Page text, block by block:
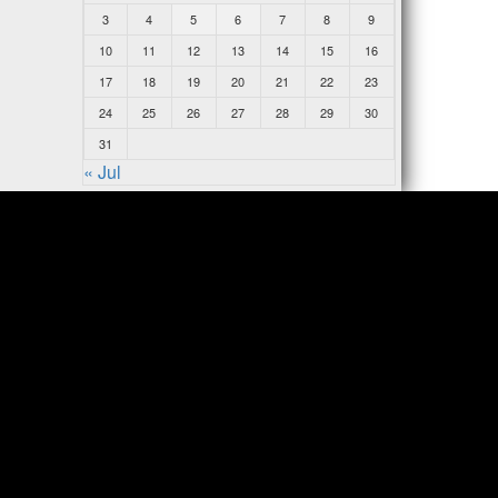
3
4 5 6 7 8
9
10
11 12 13 14 15
16
17
18 19 20 21 22
23
24
25 26 27 28 29
30
31
« Jul